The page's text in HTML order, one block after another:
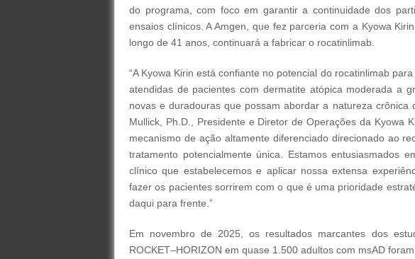
do programa, com foco em garantir a continuidade dos
ensaios clínicos. A Amgen, que fez parceria com a Kyowa
longo de 41 anos, continuará a fabricar o rocatinlimab.
“A Kyowa Kirin está confiante no potencial do rocatinlimab
atendidas de pacientes com dermatite atópica moderada a
novas e duradouras que possam abordar a natureza crônica
Mullick, Ph.D., Presidente e Diretor de Operações da Kyowa
mecanismo de ação altamente diferenciado direcionado ao
tratamento potencialmente única. Estamos entusiasmados
clínico que estabelecemos e aplicar nossa extensa
fazer os pacientes sorrirem com o que é uma prioridade
daqui para frente.”
Em novembro de 2025, os resultados marcantes dos
ROCKET–HORIZON em quase 1.500 adultos com msAD